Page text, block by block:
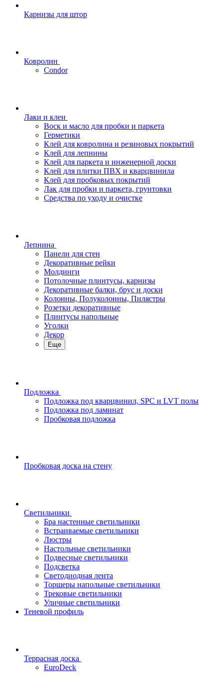
Карнизы для штор
Ковролин
Condor
Лаки и клеи
Воск и масло для пробки и паркета
Герметики
Клей для ковролина и резиновых покрытий
Клей для лепнины
Клей для паркета и инженерной доски
Клей для плитки ПВХ и кварцвинила
Клей для пробковых покрытий
Лак для пробки и паркета, грунтовки
Средства по уходу и очистке
Лепнина
Панели для стен
Декоративные рейки
Молдинги
Потолочные плинтусы, карнизы
Декоративные балки, брус и доски
Колонны, Полуколонны, Пилястры
Розетки декоративные
Плинтусы напольные
Уголки
Декор
Еще
Подложка
Подложка под кварцвинил, SPC и LVT полы
Подложка под ламинат
Пробковая подложка
Пробковая доска на стену
Светильники
Бра настенные светильники
Встраиваемые светильники
Люстры
Настольные светильники
Подвесные светильники
Подсветка
Светодиодная лента
Торшеры напольные светильники
Трековые светильники
Уличные светильники
Теневой профиль
Террасная доска
EuroDeck